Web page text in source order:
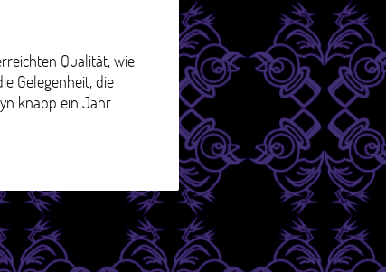
Qualität, wie
Gelegenheit, die
knapp ein Jahr